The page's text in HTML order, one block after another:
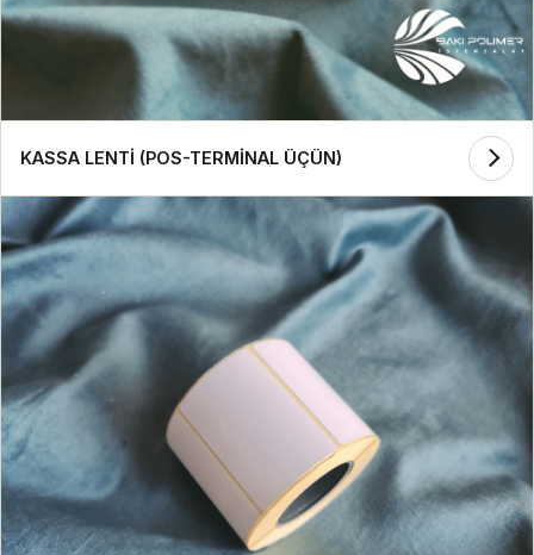
KASSA LENTİ (POS-TERMİNAL ÜÇÜN)